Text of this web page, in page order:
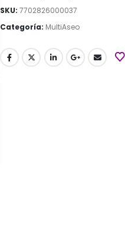
SKU:7702826000037
Categoría: MultiAseo